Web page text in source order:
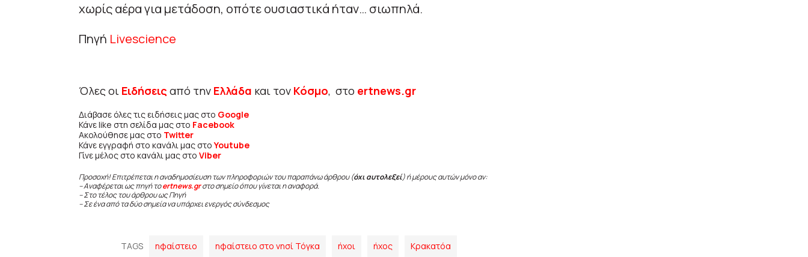
χωρίς αέρα για μετάδοση, οπότε ουσιαστικά ήταν… σιωπηλά.
Πηγή Livescience
Όλες οι Ειδήσεις από την Ελλάδα και τον Κόσμο, στο ertnews.gr
Διάβασε όλες τις ειδήσεις μας στο Google
Κάνε like στη σελίδα μας στο Facebook
Ακολούθησε μας στο Twitter
Κάνε εγγραφή στο κανάλι μας στοYoutube
Γίνε μέλος στο κανάλι μας στο Viber
Προσοχή! Επιτρέπεται η αναδημοσίευση των πληροφοριών του παραπάνω άρθρου (όχι αυτολεξεί) ή μέρους αυτών μόνο αν:
– Αναφέρεται ως πηγή τοertnews.gr στο σημείο όπου γίνεται η αναφορά.
– Στο τέλος του άρθρου ως Πηγή
– Σε ένα από τα δύο σημεία να υπάρχει ενεργός σύνδεσμος
TAGS ηφαίστειο ηφαίστειο στο νησί Τόγκα ήχοι ήχος Κρακατόα